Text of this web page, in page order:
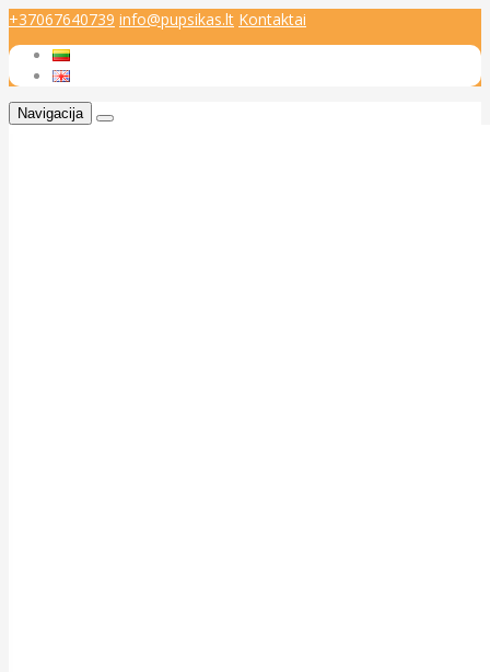
+37067640739 info@pupsikas.lt Kontaktai
Navigacija